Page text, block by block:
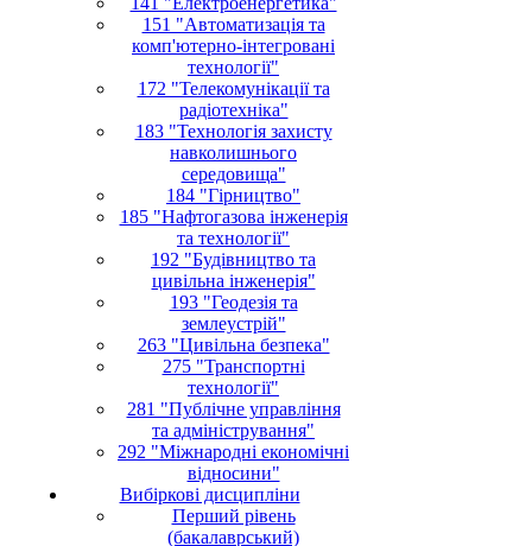
151 "Автоматизація та
комп'ютерно-інтегровані
технології"
172 "Телекомунікації та
радіотехніка"
183 "Технологія захисту
навколишнього
середовища"
184 "Гірництво"
185 "Нафтогазова інженерія
та технології"
192 "Будівництво та
цивільна інженерія"
193 "Геодезія та
землеустрій"
263 "Цивільна безпека"
275 "Транспортні
технології"
281 "Публічне управління
та адміністрування"
292 "Міжнародні економічні
відносини"
Вибіркові дисципліни
Перший рівень
(бакалаврський)